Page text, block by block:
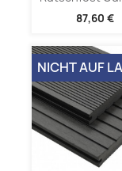
87,60 €
NICHT AUF